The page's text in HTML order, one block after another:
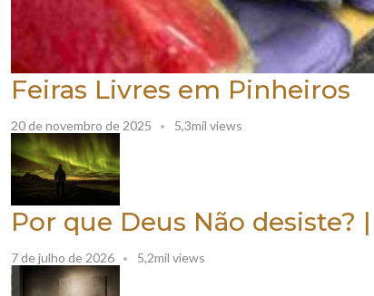
Feiras Livres em Pinheiros
20 de novembro de 2025 5,3mil views
Por que Deus Não desiste?
7 de julho de 2026 5,2mil views